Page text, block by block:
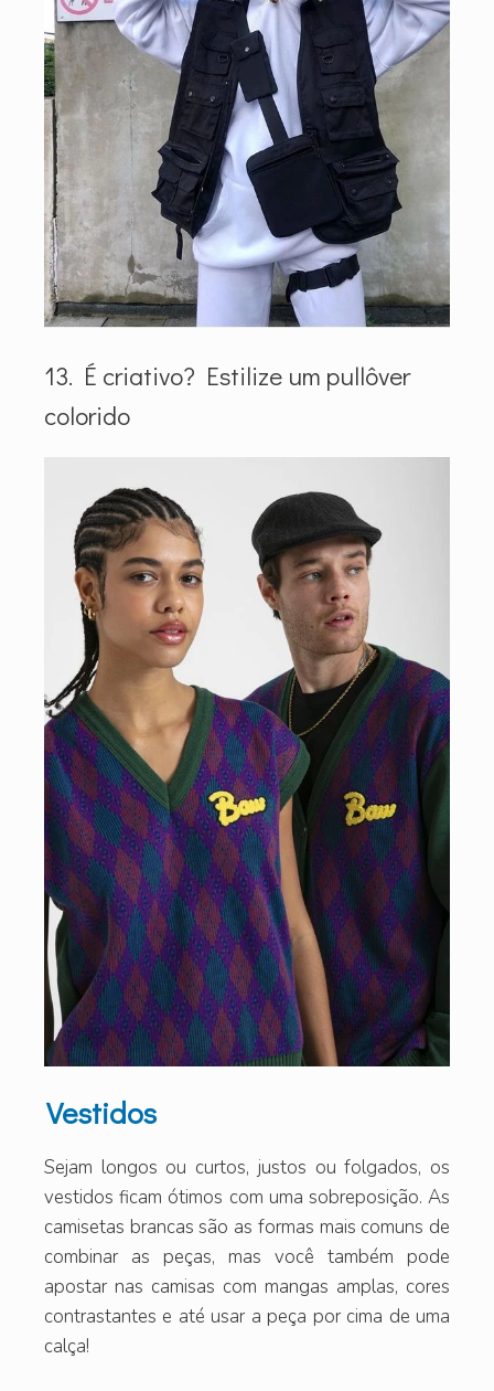
13. É criativo? Estilize um pullôver
colorido
Vestidos
Sejam longos ou curtos, justos ou folgados, os
vestidos ficam ótimos com uma sobreposição. As
camisetas brancas são as formas mais comuns de
combinar as peças, mas você também pode
apostar nas camisas com mangas amplas, cores
contrastantes e até usar a peça por cima de uma
calça!